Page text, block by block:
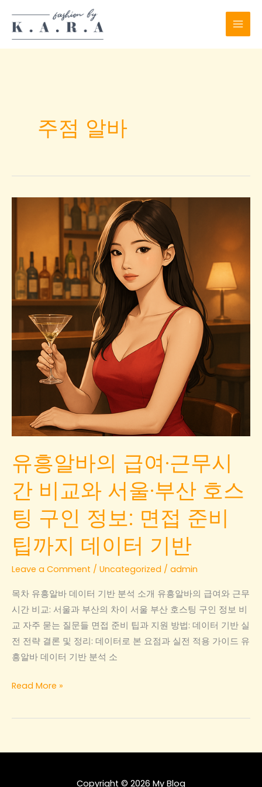
content
주점 알바
유흥알바의 급여·근무시
간 비교와 서울·부산 호스
팅 구인 정보: 면접 준비
팁까지 데이터 기반
Leave a Comment / Uncategorized / admin
목차 유흥알바 데이터 기반 분석 소개 유흥알바의 급여와 근무
시간 비교: 서울과 부산의 차이 서울 부산 호스팅 구인 정보 비
교 자주 묻는 질문들 면접 준비 팁과 지원 방법: 데이터 기반 실
전 전략 결론 및 정리: 데이터로 본 요점과 실전 적용 가이드 유
흥알바 데이터 기반 분석 소
유
알
Read More »
Copyright © 2026 My Blog